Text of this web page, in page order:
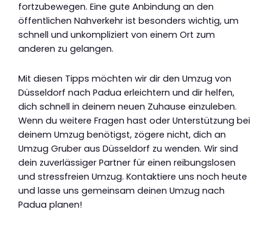
fortzubewegen. Eine gute Anbindung an den
öffentlichen Nahverkehr ist besonders wichtig, um
schnell und unkompliziert von einem Ort zum
anderen zu gelangen.
Mit diesen Tipps möchten wir dir den Umzug von
Düsseldorf nach Padua erleichtern und dir helfen,
dich schnell in deinem neuen Zuhause einzuleben.
Wenn du weitere Fragen hast oder Unterstützung bei
deinem Umzug benötigst, zögere nicht, dich an
Umzug Gruber aus Düsseldorf zu wenden. Wir sind
dein zuverlässiger Partner für einen reibungslosen
und stressfreien Umzug. Kontaktiere uns noch heute
und lasse uns gemeinsam deinen Umzug nach
Padua planen!